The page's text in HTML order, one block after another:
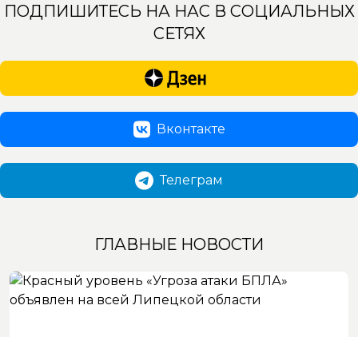
ПОДПИШИТЕСЬ НА НАС В СОЦИАЛЬНЫХ
СЕТЯХ
Вконтакте
Телеграм
ГЛАВНЫЕ НОВОСТИ